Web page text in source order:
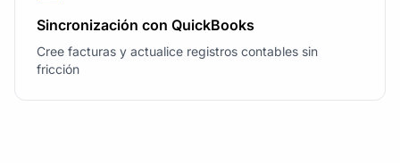
Sincronización con QuickBooks
Cree facturas y actualice registros contables sin
fricción